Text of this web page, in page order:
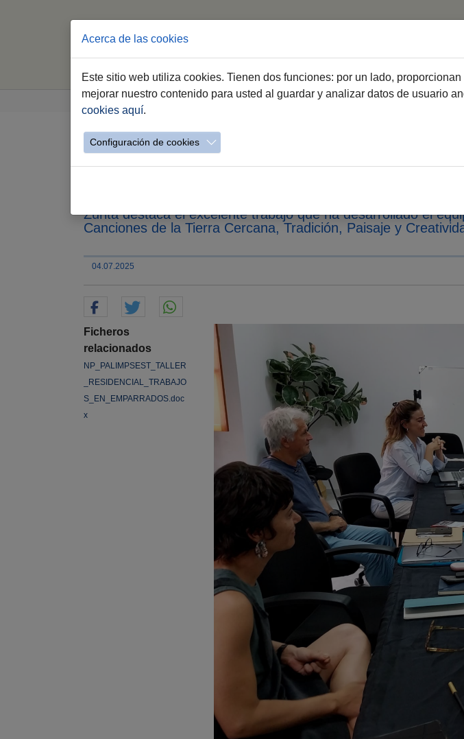
Jerez.es Webs Municipales Cultura Detalle Noticias Cultura
Jerez acoge el segundo taller
la participación de expertos y
Zurita destaca el excelente trabajo que ha desarrollado el
Canciones de la Tierra Cercana, Tradición, Paisaje y
04.07.2025
Ficheros
relacionados
NP_PALIMPSEST_TALLER
_RESIDENCIAL_TRABAJO
S_EN_EMPARRADOS.doc
x
Acerca de las cookies
Este sitio web utiliza cookies. Tienen dos funciones: por un lado,
mejorar nuestro contenido para usted al guardar y analizar datos de usuario
cookies aquí.
Configuración de cookies